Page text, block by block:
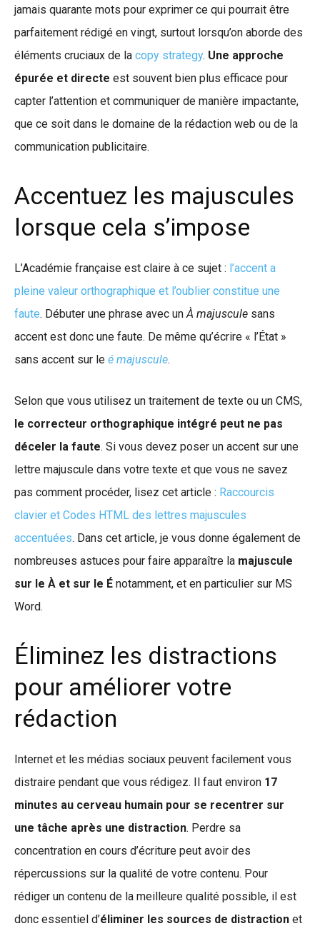
jamais quarante mots pour exprimer ce qui pourrait être
parfaitement rédigé en vingt, surtout lorsqu’on aborde des
éléments cruciaux de la copy strategy. Une approche
épurée et directe est souvent bien plus efficace pour
capter l’attention et communiquer de manière impactante,
que ce soit dans le domaine de la rédaction web ou de la
communication publicitaire.
Accentuez les majuscules
lorsque cela s’impose
L’Académie française est claire à ce sujet : l’accent a
pleine valeur orthographique et l’oublier constitue une
faute. Débuter une phrase avec unÀ majuscule sans
accent est donc une faute. De même qu’écrire « l’État »
sans accent sur le é majuscule.
Selon que vous utilisez un traitement de texte ou un CMS,
le correcteur orthographique intégré peut ne pas
déceler la faute. Si vous devez poser un accent sur une
lettre majuscule dans votre texte et que vous ne savez
pas comment procéder, lisez cet article : Raccourcis
clavier et Codes HTML des lettres majuscules
accentuées. Dans cet article, je vous donne également de
nombreuses astuces pour faire apparaître la majuscule
sur le À et sur le É notamment, et en particulier sur MS
Word.
Éliminez les distractions
pour améliorer votre
rédaction
Internet et les médias sociaux peuvent facilement vous
distraire pendant que vous rédigez. Il faut environ 17
minutes au cerveau humain pour se recentrer sur
une tâche après une distraction. Perdre sa
concentration en cours d’écriture peut avoir des
répercussions sur la qualité de votre contenu. Pour
rédiger un contenu de la meilleure qualité possible, il est
donc essentiel d’éliminer les sources de distraction et